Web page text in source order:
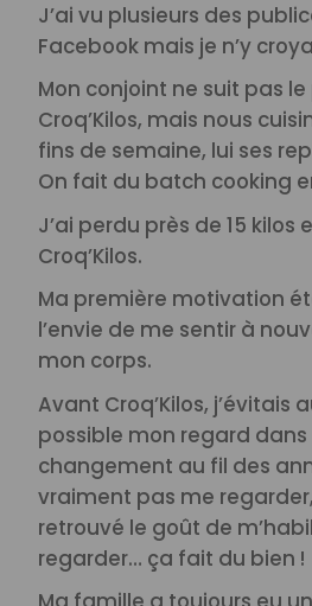
J’ai vu plusieurs des
Facebook mais je n’y
Mon conjoint ne suit pas
Croq’Kilos, mais nous
fins de semaine, lui ses
On fait du batch cooking
J’ai perdu près de 15 kilos
Croq’Kilos.
Ma première motivation
l’envie de me sentir à
mon corps.
Avant Croq’Kilos, j’évitais
possible mon regard dans
changement au fil des
vraiment pas me regarder,
retrouvé le goût de
regarder… ça fait du bien !